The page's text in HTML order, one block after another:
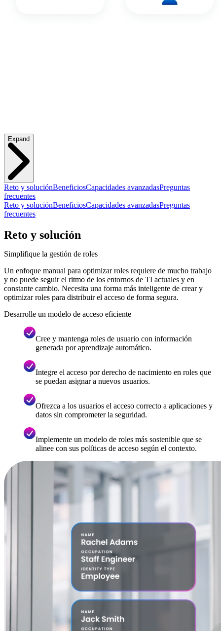
Expand
Reto y soluciónBeneficiosCapacidades avanzadasPreguntas
frecuentes
Reto y soluciónBeneficiosCapacidades avanzadasPreguntas
frecuentes
Reto y solución
Simplifique la gestión de roles
Un enfoque manual para optimizar roles requiere de mucho trabajo
y no puede seguir el ritmo de los entornos de TI actuales y en
constante cambio. Necesita una forma más inteligente de crear y
optimizar roles para distribuir el acceso de forma segura.
Desarrolle un modelo de acceso eficiente
Cree y mantenga roles de usuario con información
generada por aprendizaje automático.
Integre el acceso por derecho de nacimiento en roles que
se puedan asignar a nuevos usuarios.
Ofrezca a los usuarios el acceso correcto a aplicaciones y
datos sin comprometer la seguridad.
Implemente un modelo de roles más sostenible que se
alinee con sus políticas de acceso según el contexto.